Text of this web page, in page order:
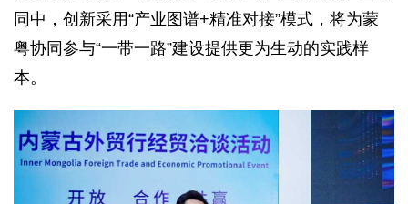
同中，创新采用“产业图谱+精准对接”模式，将为蒙
粤协同参与“一带一路”建设提供更为生动的实践样
本。